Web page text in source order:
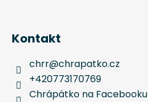
Kontakt
chrr@chrapatko.cz
+420773170769
Chrápátko na Facebooku